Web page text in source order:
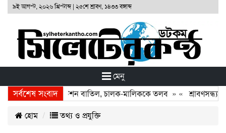
৯ই আগস্ট, ২০২৬ খ্রিস্টাব্দ| ২৫শে শ্রাবণ, ১৪৩৩ বঙ্গাব্দ
মেনু
সর্বশেষ সংবাদ
দুই বাসের রেজিস্ট্রেশন বাতিল, চালক-মালিককে তলব» «
হোম তথ্য ও প্রযুক্তি